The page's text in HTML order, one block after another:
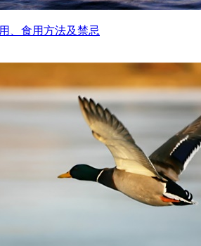
、食用方法及禁忌